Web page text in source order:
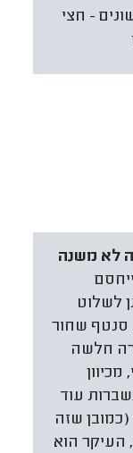
- חצי
לא משנה
לשלוט
סנטף שחור
חלשה
עוד
(כמובן שזה
הוא